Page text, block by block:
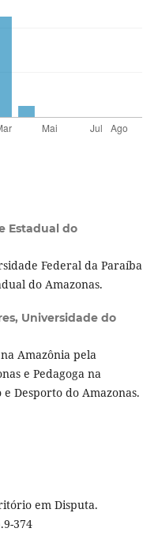
Estadual do
Federal da Paraíba
do Amazonas.
Universidade do
Amazônia pela
e Pedagoga na
Desporto do Amazonas.
em Disputa.
374